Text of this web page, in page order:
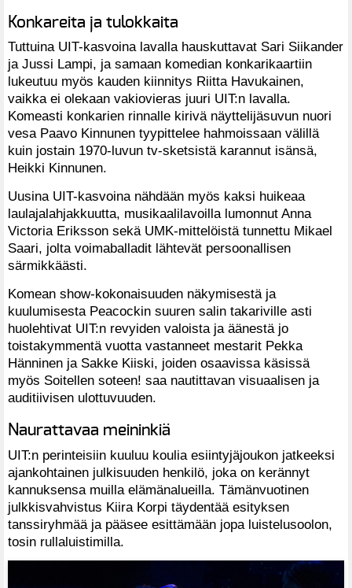
Konkareita ja tulokkaita
Tuttuina UIT-kasvoina lavalla hauskuttavat Sari Siikander
ja Jussi Lampi, ja samaan komedian konkarikaartiin
lukeutuu myös kauden kiinnitys Riitta Havukainen,
vaikka ei olekaan vakiovieras juuri UIT:n lavalla.
Komeasti konkarien rinnalle kirivä näyttelijäsuvun nuori
vesa Paavo Kinnunen tyypittelee hahmoissaan välillä
kuin jostain 1970-luvun tv-sketsistä karannut isänsä,
Heikki Kinnunen.
Uusina UIT-kasvoina nähdään myös kaksi huikeaa
laulajalahjakkuutta, musikaalilavoilla lumonnut Anna
Victoria Eriksson sekä UMK-mittelöistä tunnettu Mikael
Saari, jolta voimaballadit lähtevät persoonallisen
särmikkäästi.
Komean show-kokonaisuuden näkymisestä ja
kuulumisesta Peacockin suuren salin takariville asti
huolehtivat UIT:n revyiden valoista ja äänestä jo
toistakymmentä vuotta vastanneet mestarit Pekka
Hänninen ja Sakke Kiiski, joiden osaavissa käsissä
myös Soitellen soteen! saa nautittavan visuaalisen ja
auditiivisen ulottuvuuden.
Naurattavaa meininkiä
UIT:n perinteisiin kuuluu koulia esiintyjäjoukon jatkeeksi
ajankohtainen julkisuuden henkilö, joka on kerännyt
kannuksensa muilla elämänalueilla. Tämänvuotinen
julkkisvahvistus Kiira Korpi täydentää esityksen
tanssiryhmää ja pääsee esittämään jopa luistelusoolon,
tosin rullaluistimilla.